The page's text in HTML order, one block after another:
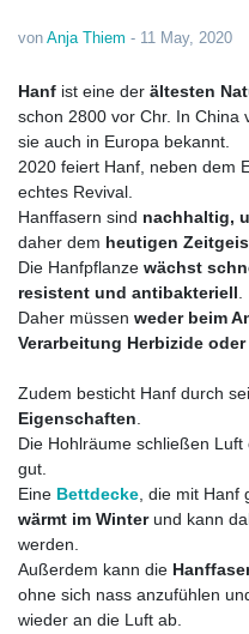
von Anja Thiem - 11 May, 2020
Hanf ist eine der ältesten
schon 2800 vor Chr. In China
sie auch in Europa bekannt.
2020 feiert Hanf, neben dem
echtes Revival.
Hanffasern sind nachhaltig,
daher dem heutigen
Die Hanfpflanze wächst
resistent und antibakteriell
Daher müssen weder beim
Verarbeitung Herbizide
Zudem besticht Hanf durch
Eigenschaften
Die Hohlräume schließen
gut.
Eine Bettdecke , die mit Hanf
wärmt im Winter und kann
werden.
Außerdem kann die
ohne sich nass anzufühlen
wieder an die Luft ab.